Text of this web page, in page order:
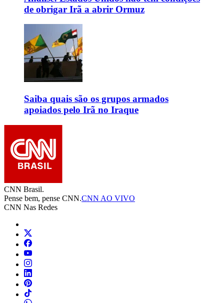
de obrigar Irã a abrir Ormuz
Saiba quais são os grupos armados
apoiados pelo Irã no Iraque
CNN Brasil.
Pense bem, pense CNN.CNN AO VIVO
CNN Nas Redes